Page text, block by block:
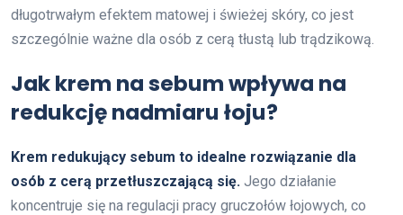
długotrwałym efektem matowej i świeżej skóry, co jest
szczególnie ważne dla osób z cerą tłustą lub trądzikową.
Jak krem na sebum wpływa na
redukcję nadmiaru łoju?
Krem redukujący sebum to idealne rozwiązanie dla
osób z cerą przetłuszczającą się. Jego działanie
koncentruje się na regulacji pracy gruczołów łojowych, co